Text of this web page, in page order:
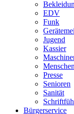
EDV
Funk
Jugend
Kassier
Presse
Senioren
Sanität
Bürgerservice